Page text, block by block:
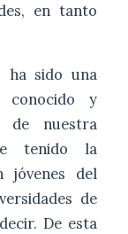
en tanto
ha sido una
conocido y
de nuestra
tenido la
jóvenes del
de
De esta